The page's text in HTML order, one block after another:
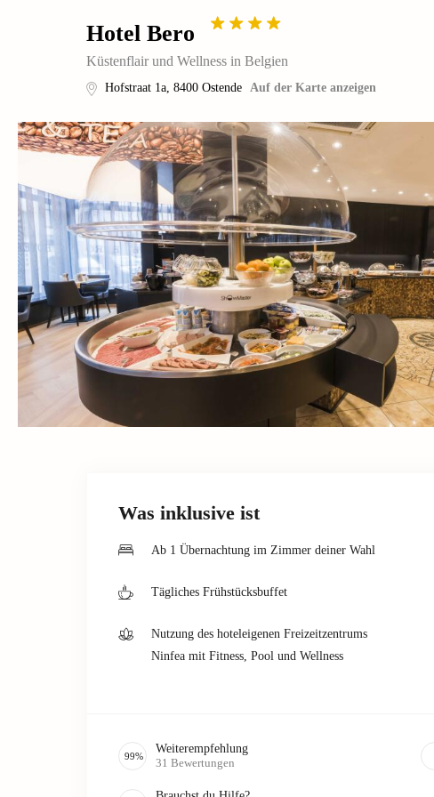
Hotel Bero
Küstenflair und Wellness in Belgien
Hofstraat 1a, 8400 Ostende Auf der Karte anzeigen
Was inklusive ist
Ab 1 Übernachtung im Zimmer deiner Wahl
Tägliches Frühstücksbuffet
Nutzung des hoteleigenen Freizeitzentrums
Ninfea mit Fitness, Pool und Wellness
99%
Weiterempfehlung
31 Bewertungen